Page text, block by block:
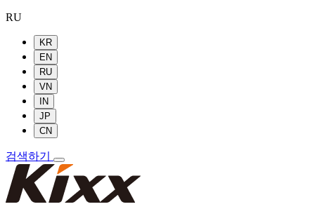
RU
KR
EN
RU
VN
IN
JP
CN
검색하기